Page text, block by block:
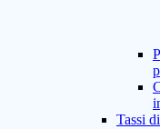
Tassi